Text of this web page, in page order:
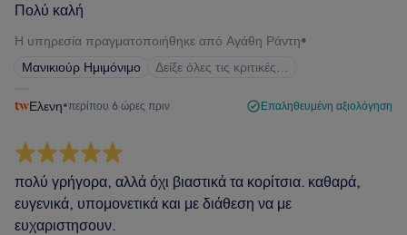
Πολύ καλή
Η υπηρεσία πραγματοποιήθηκε από Αγάθη Ράντη•
Μανικιούρ Ημιμόνιμο
Δείξε όλες τις κριτικές…
Ελενη•περίπου 6 ώρες πριν Επαληθευμένη αξιολόγηση
πολύ γρήγορα, αλλά όχι βιαστικά τα κορίτσια. καθαρά,
ευγενικά, υπομονετικά και με διάθεση να με
ευχαριστησουν.